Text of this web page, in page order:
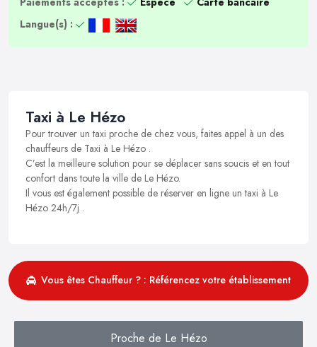
Langue(s) :
Taxi à Le Hézo
Pour trouver un taxi proche de chez vous, faites appel à un des
chauffeurs de Taxi à Le Hézo .
C’est la meilleure solution pour se déplacer sans soucis et en tout
confort dans toute la ville de Le Hézo.
Il vous est également possible de réserver en ligne un taxi à Le
Hézo 24h/7j .
Vous êtes Chauffeur ? : Référencez votre établissement
Proche de Le Hézo